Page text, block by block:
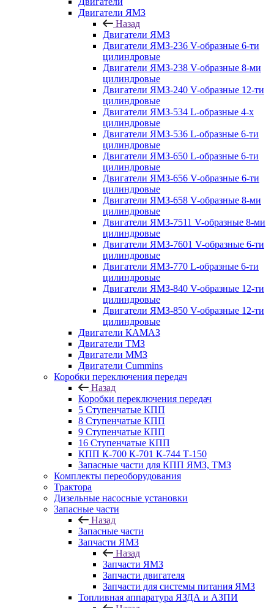
Двигатели ЯМЗ
Назад
Двигатели ЯМЗ
Двигатели ЯМЗ-236 V-образные 6-ти
цилиндровые
Двигатели ЯМЗ-238 V-образные 8-ми
цилиндровые
Двигатели ЯМЗ-240 V-образные 12-ти
цилиндровые
Двигатели ЯМЗ-534 L-образные 4-х
цилиндровые
Двигатели ЯМЗ-536 L-образные 6-ти
цилиндровые
Двигатели ЯМЗ-650 L-образные 6-ти
цилиндровые
Двигатели ЯМЗ-656 V-образные 6-ти
цилиндровые
Двигатели ЯМЗ-658 V-образные 8-ми
цилиндровые
Двигатели ЯМЗ-7511 V-образные 8-ми
цилиндровые
Двигатели ЯМЗ-7601 V-образные 6-ти
цилиндровые
Двигатели ЯМЗ-770 L-образные 6-ти
цилиндровые
Двигатели ЯМЗ-840 V-образные 12-ти
цилиндровые
Двигатели ЯМЗ-850 V-образные 12-ти
цилиндровые
Двигатели КАМАЗ
Двигатели ТМЗ
Двигатели ММЗ
Двигатели Cummins
Коробки переключения передач
Назад
Коробки переключения передач
5 Ступенчатые КПП
8 Ступенчатые КПП
9 Ступенчатые КПП
16 Ступенчатые КПП
КПП К-700 К-701 К-744 Т-150
Запасные части для КПП ЯМЗ, ТМЗ
Комплекты переоборудования
Трактора
Дизельные насосные установки
Запасные части
Назад
Запасные части
Запчасти ЯМЗ
Назад
Запчасти ЯМЗ
Запчасти двигателя
Запчасти для системы питания ЯМЗ
Топливная аппаратура ЯЗДА и АЗПИ